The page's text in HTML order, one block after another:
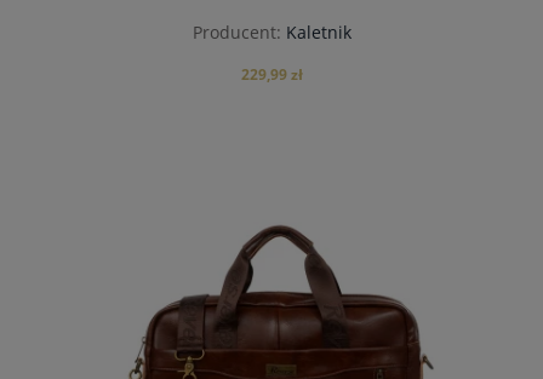
Producent: Kaletnik
229,99 zł
do koszyka